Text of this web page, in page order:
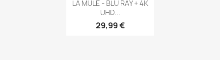
LA MULE - BLU RAY + 4K
UHD...
29,99 €